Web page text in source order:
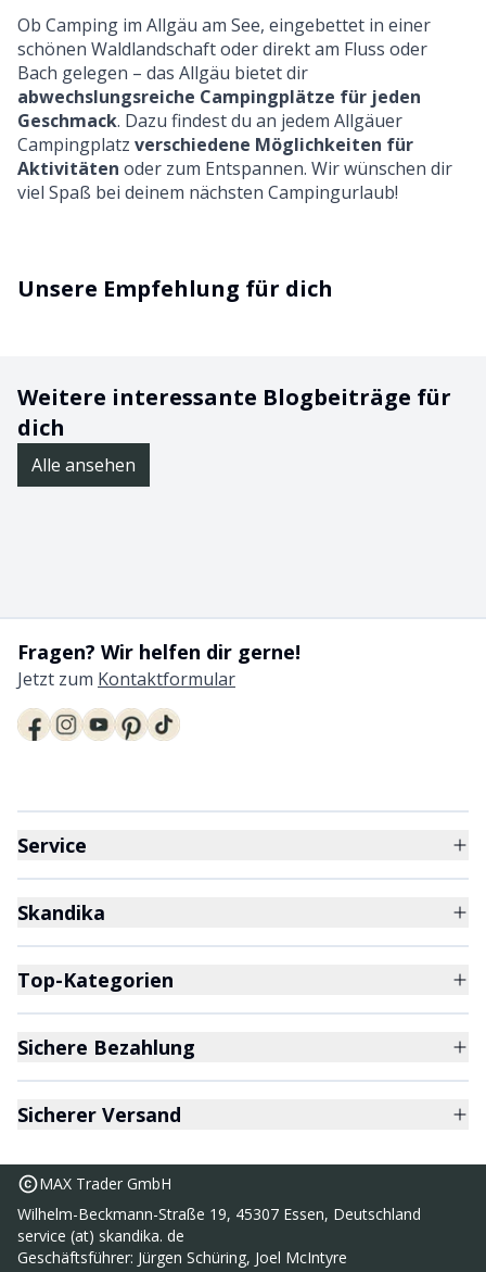
Ob Camping im Allgäu am See, eingebettet in einer
schönen Waldlandschaft oder direkt am Fluss oder
Bach gelegen – das Allgäu bietet dir
abwechslungsreiche Campingplätze für jeden
Geschmack. Dazu findest du an jedem Allgäuer
Campingplatz verschiedene Möglichkeiten für
Aktivitäten oder zum Entspannen. Wir wünschen dir
viel Spaß bei deinem nächsten Campingurlaub!
Unsere Empfehlung für dich
Weitere interessante Blogbeiträge für
dich
Alle ansehen
Fragen? Wir helfen dir gerne!
Jetzt zum Kontaktformular
Service
Skandika
Top-Kategorien
Sichere Bezahlung
Sicherer Versand
MAX Trader GmbH
Wilhelm-Beckmann-Straße 19, 45307 Essen, Deutschland
service (at) skandika. de
Geschäftsführer: Jürgen Schüring, Joel McIntyre